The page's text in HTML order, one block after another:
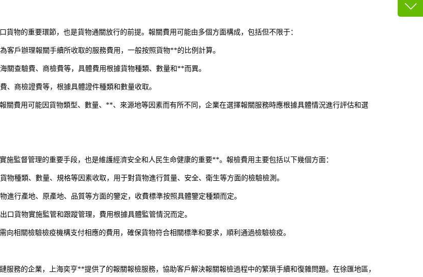
貨物的重要環節，也是貨物通關放行的前提。報關費用可能由多個方面構成，包括但不限于：
客戶辦理報關手續所收取的服務費用，一般按照貨物**的比例計算。
關查驗費、商檢費等，具體費用根據貨物種類、數量和**而異。
、商檢證費等，根據具體證件種類和數量收取。
關費用可能因貨物類型、數量、**、來源地等因素而有所不同，企業在選擇報關服務時應根據具體情況進行評估和選
施監督管理的重要手段，也是維護經濟安全和人民生命健康的重要**。報檢費用主要包括以下幾個方面：
物種類、數量、規格等因素收取，用于對貨物進行質量、安全、衛生等方面的檢驗檢測。
進行產地、原產地、品質等方面的鑒定，收費標準按照具體鑒定種類而定。
口貨物實施監管和跟蹤管理，費用根據具體監管情況而定。
向相關檢驗檢疫機構支付相應的費用，確保貨物符合相關標準和要求，順利通過檢驗檢疫。
服務的企業，上海奕亨**提供了的報關報檢服務，協助客戶解決報關報檢過程中的繁瑣手續和復雜問題。在徐匯地區，
客服